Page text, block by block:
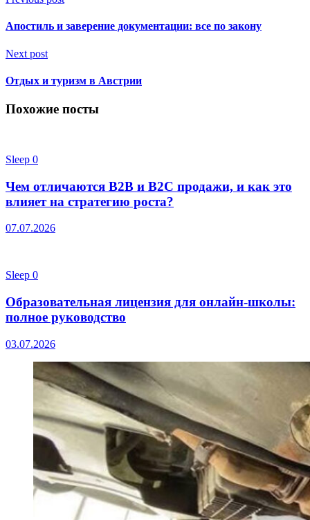
Апостиль и заверение документации: все по закону
Next post
Отдых и туризм в Австрии
Похожие посты
Sleep 0
Чем отличаются B2B и B2C продажи, и как это
влияет на стратегию роста?
07.07.2026
Sleep 0
Образовательная лицензия для онлайн-школы:
полное руководство
03.07.2026